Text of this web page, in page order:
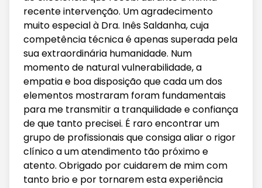
recente intervenção. Um agradecimento
muito especial à Dra. Inês Saldanha, cuja
competência técnica é apenas superada pela
sua extraordinária humanidade. Num
momento de natural vulnerabilidade, a
empatia e boa disposição que cada um dos
elementos mostraram foram fundamentais
para me transmitir a tranquilidade e confiança
de que tanto precisei. É raro encontrar um
grupo de profissionais que consiga aliar o rigor
clínico a um atendimento tão próximo e
atento. Obrigado por cuidarem de mim com
tanto brio e por tornarem esta experiência